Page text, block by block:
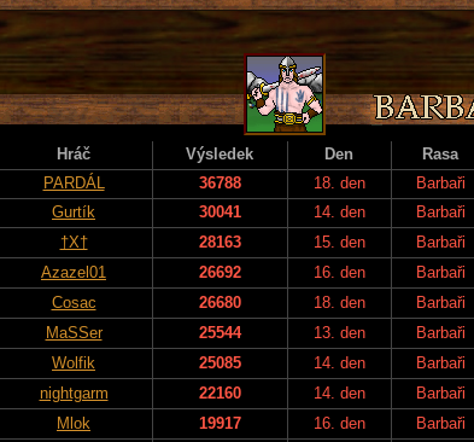
Hráč Výsledek Den Rasa
PARDÁL 36788 18. den Barbaři
Gurtík 30041 14. den Barbaři
†X† 28163 15. den Barbaři
Azazel01 26692 16. den Barbaři
Cosac 26680 18. den Barbaři
MaSSer 25544 13. den Barbaři
Wolfik 25085 14. den Barbaři
nightgarm 22160 14. den Barbaři
Mlok 19917 16. den Barbaři